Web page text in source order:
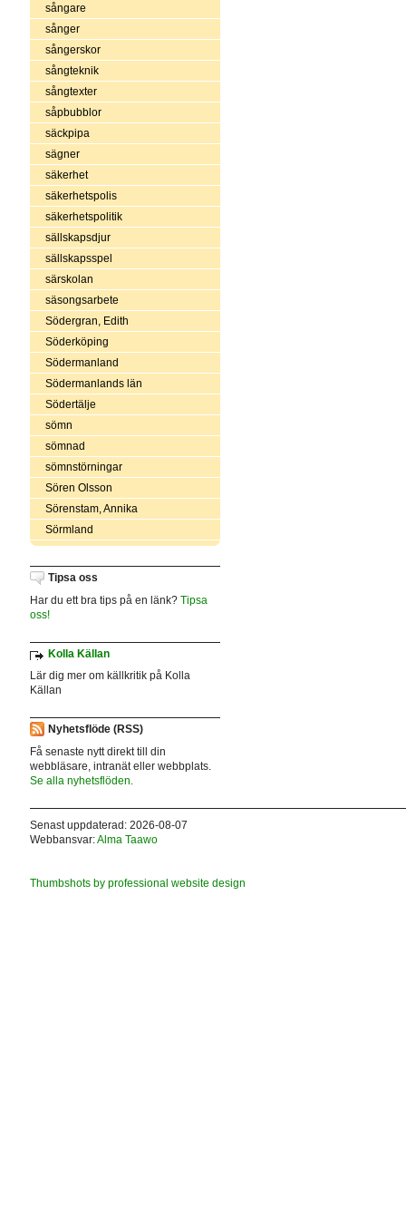
sångare
sånger
sångerskor
sångteknik
sångtexter
såpbubblor
säckpipa
sägner
säkerhet
säkerhetspolis
säkerhetspolitik
sällskapsdjur
sällskapsspel
särskolan
säsongsarbete
Södergran, Edith
Söderköping
Södermanland
Södermanlands län
Södertälje
sömn
sömnad
sömnstörningar
Sören Olsson
Sörenstam, Annika
Sörmland
Tipsa oss
Har du ett bra tips på en länk? Tipsa
oss!
Kolla Källan
Lär dig mer om källkritik på Kolla
Källan
Nyhetsflöde (RSS)
Få senaste nytt direkt till din
webbläsare, intranät eller webbplats.
Se alla nyhetsflöden.
Senast uppdaterad: 2026-08-07
Webbansvar:Alma Taawo
Thumbshots by professional website design